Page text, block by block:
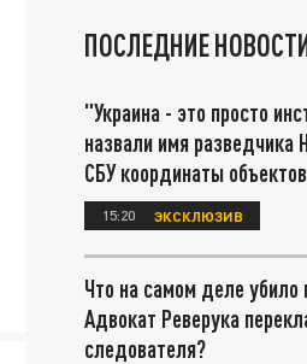
ПОСЛЕДНИЕ
"Украина - это просто
назвали имя разведчика
СБУ координаты
15:20 ЭКСКЛЮЗИВ
Что на самом деле убило
Адвокат Реверука
следователя?